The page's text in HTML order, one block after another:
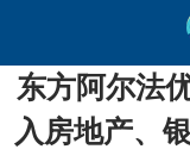
东方阿尔法
入房地产、